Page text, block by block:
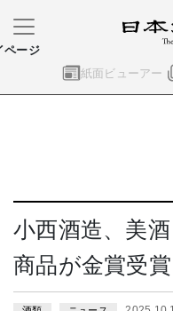
紙面ビューアー
ページ
小西酒造、美
商品が金賞受賞